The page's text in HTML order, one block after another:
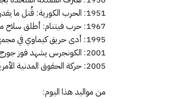
1951: الحرب الكورية: قُتل ما يقدر بنحو 200-1300 من المتعاطفين مع الشيوعيين الكوريين الجنوبيين فيما أصبح مذبحة كانغهوا.
1967: حرب فيتنام: أطلق سلاح مشاة البحرية الأمريكية وقوات جيش جمهورية فيتنام “عملية Deckhouse Five” في دلتا نهر ميكونغ.
1995: أدى حريق كيماوي في مجمع سكني في مانيلا بالفلبين إلى اكتشاف خطط لمشروع بوجينكا ، وهو هجوم إرهابي جماعي.
2001: الكونجرس يشهد فوز جورج دبليو بوش في انتخابات عام 2000.
2005: حركة الحقوق المدنية الأمريكية: تم القبض على إدغار راي كيلن كمشتبه به في جرائم قتل تشاني وجودمان وشويرنر عام 1964.
من مواليد هذا اليوم: